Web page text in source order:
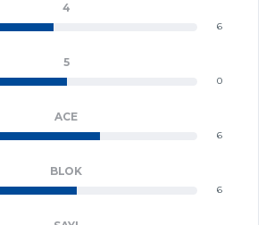
4
6
5
0
ACE
6
BLOK
6